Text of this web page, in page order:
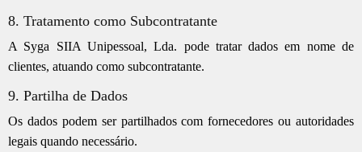
8. Tratamento como Subcontratante
A Syga SIIA Unipessoal, Lda. pode tratar dados em nome de
clientes, atuando como subcontratante.
9. Partilha de Dados
Os dados podem ser partilhados com fornecedores ou autoridades
legais quando necessário.